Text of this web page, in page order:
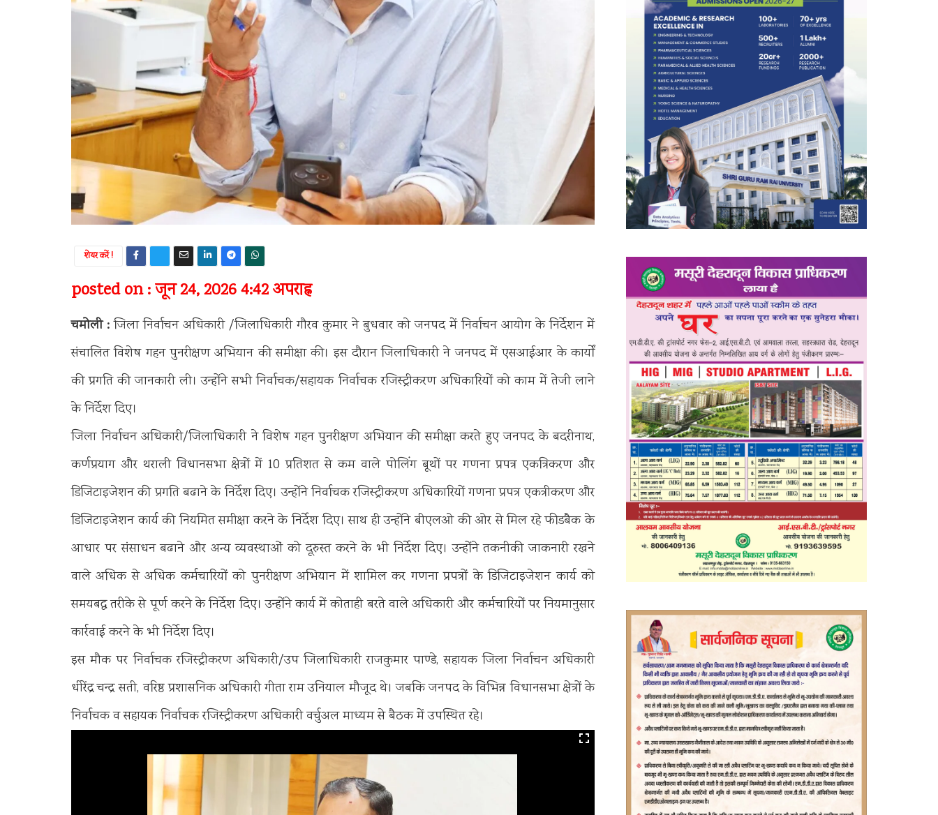
शेयर करें !
posted on : जून 24, 2026 4:42 अपराह्न
चमोली :जिला निर्वाचन अधिकारी /जिलाधिकारी गौरव कुमार ने बुधवार को जनपद में निर्वाचन आयोग के निर्देशन में
संचालित विशेष गहन पुनरीक्षण अभियान की समीक्षा की। इस दौरान जिलाधिकारी ने जनपद में एसआईआर के कार्यों
की प्रगति की जानकारी ली। उन्होंने सभी निर्वाचक/सहायक निर्वाचक रजिस्ट्रीकरण अधिकारियों को काम में तेजी लाने
के निर्देश दिए।
जिला निर्वाचन अधिकारी/जिलाधिकारी ने विशेष गहन पुनरीक्षण अभियान की समीक्षा करते हुए जनपद के बदरीनाथ,
कर्णप्रयाग और थराली विधानसभा क्षेत्रों में 10 प्रतिशत से कम वाले पोलिंग बूथों पर गणना प्रपत्र एकत्रिकरण और
डिजिटाइजेशन की प्रगति बढाने के निर्देश दिए। उन्होंने निर्वाचक रजिस्ट्रीकरण अधिकारियों गणना प्रपत्र एकत्रीकरण और
डिजिटाइजेशन कार्य की नियमित समीक्षा करने के निर्देश दिए। साथ ही उन्होंने बीएलओ की ओर से मिल रहे फीडबैक के
आधार पर संसाधन बढाने और अन्य व्यवस्थाओं को दूरुस्त करने के भी निर्देश दिए। उन्होंने तकनीकी जाकनारी रखने
वाले अधिक से अधिक कर्मचारियों को पुनरीक्षण अभियान में शामिल कर गणना प्रपत्रों के डिजिटाइजेशन कार्य को
समयबद्ध तरीके से पूर्ण करने के निर्देश दिए। उन्होंने कार्य में कोताही बरते वाले अधिकारी और कर्मचारियों पर नियमानुसार
कार्रवाई करने के भी निर्देश दिए।
इस मौक पर निर्वाचक रजिस्ट्रीकरण अधिकारी/उप जिलाधिकारी राजकुमार पाण्डे, सहायक जिला निर्वाचन अधिकारी
धीरेंद्र चन्द्र सती, वरिष्ठ प्रशासनिक अधिकारी गीता राम उनियाल मौजूद थे। जबकि जनपद के विभिन्न विधानसभा क्षेत्रों के
निर्वाचक व सहायक निर्वाचक रजिस्ट्रीकरण अधिकारी वर्चुअल माध्यम से बैठक में उपस्थित रहे।